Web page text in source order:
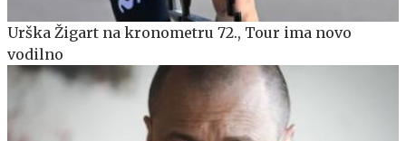
Urška Žigart na kronometru 72., Tour ima novo
vodilno